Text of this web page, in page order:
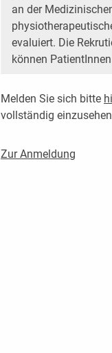
an der
evaluiert. Die
können
Melden Sie sich bitte
vollständig
Zur Anmeldung